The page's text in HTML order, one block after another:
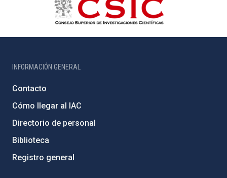
INFORMACIÓN GENERAL
Contacto
Cómo llegar al IAC
Directorio de personal
Biblioteca
Registro general